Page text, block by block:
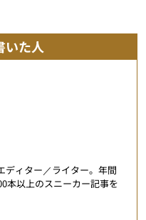
いた人
ディター／ライター。年間
本以上のスニーカー記事を